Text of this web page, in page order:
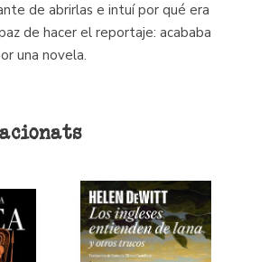
de abrirlas e intuí por qué era
de hacer el reportaje: acababa
una novela.